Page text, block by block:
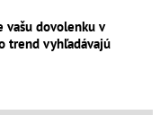
vašu dovolenku v
trend vyhľadávajú